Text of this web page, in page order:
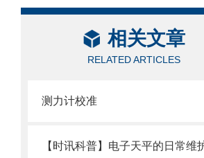
相关文章
RELATED ARTICLES
测力计校准
【时讯科普】电子天平的日常维